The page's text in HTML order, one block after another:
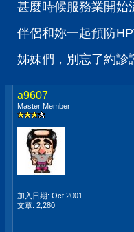
甚麼時候服務業開始
伴侶和妳一起預防
姊妹們，別忘了約診
a9607
Master Member
加入日期: Oct 2001
文章: 2,280